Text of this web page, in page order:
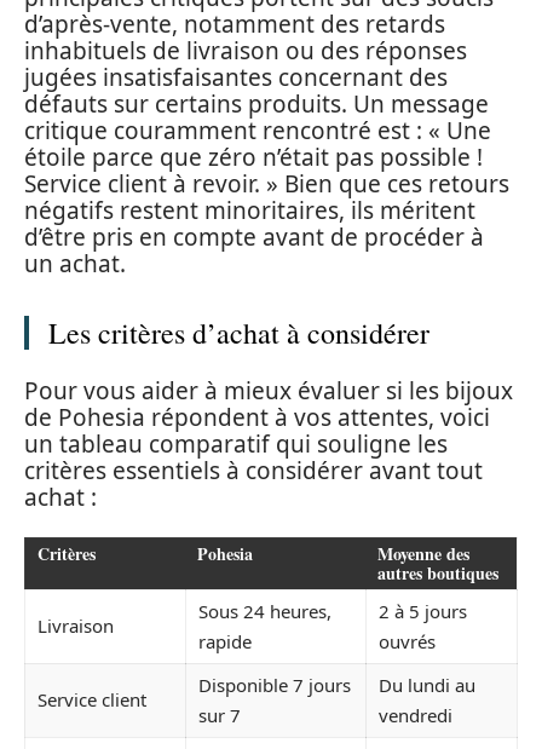
d’après-vente, notamment des retards
inhabituels de livraison ou des réponses
jugées insatisfaisantes concernant des
défauts sur certains produits. Un message
critique couramment rencontré est : « Une
étoile parce que zéro n’était pas possible !
Service client à revoir. » Bien que ces retours
négatifs restent minoritaires, ils méritent
d’être pris en compte avant de procéder à
un achat.
Les critères d’achat à considérer
Pour vous aider à mieux évaluer si les bijoux
de Pohesia répondent à vos attentes, voici
un tableau comparatif qui souligne les
critères essentiels à considérer avant tout
achat :
Critères Pohesia Moyenne des
autres boutiques
Livraison
Sous 24 heures,
rapide
2 à 5 jours
ouvrés
Service client
Disponible 7 jours
sur 7
Du lundi au
vendredi